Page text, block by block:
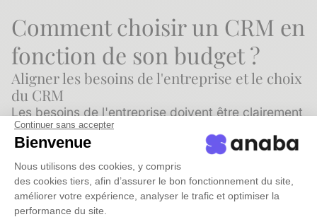
Continuer sans accepter
Bienvenue
Nous utilisons des cookies, y compris
des cookies tiers, afin d’assurer le bon fonctionnement du site,
améliorer votre expérience, analyser le trafic et optimiser la
performance du site.
Comment choisir un CRM en
fonction de son budget ?
Aligner les besoins de l'entreprise et le choix
du CRM
Les besoins de l'entreprise doivent être clairement
identifiés avant de choisir un CRM. Cela permet
d'éviter de payer pour des fonctionnalités
superflues. Il faut se concentrer sur les capacités
essentielles : gestion de la relation client,
automatisation du marketing, intégration aux